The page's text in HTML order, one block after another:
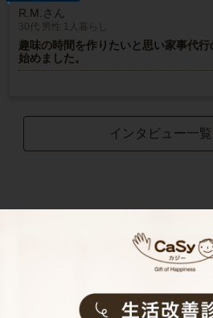
R.M.さん
30代 男性 1人暮らし
趣味の時間を作りたいと思い家事代行
始めました。
インタビュー一
西京区で働く家事代
家事代行キャストAさん (